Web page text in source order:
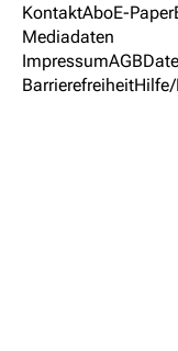
KontaktAboE-Paper
Mediadaten
ImpressumAGB
BarrierefreiheitHilfe/